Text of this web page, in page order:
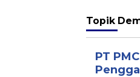
Topik
PT